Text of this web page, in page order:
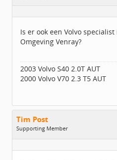
Berichten:
124
Is er ook een Volvo
Omgeving Venray?
2003 Volvo S40 2.0T AUT
2000 Volvo V70 2.3 T5 AUT
Tim Post
Supporting Member
Geslacht:
Homepage:
Www.bonusbijzaak.n…